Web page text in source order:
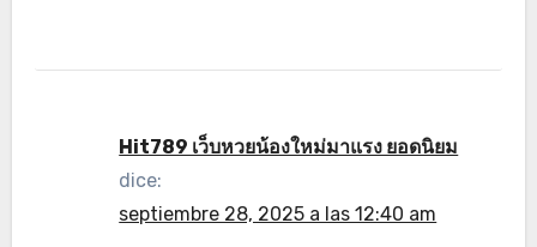
Hit789 เว็บหวยน้องใหม่มาแรง ยอดนิยม
dice:
septiembre 28, 2025 a las 12:40 am